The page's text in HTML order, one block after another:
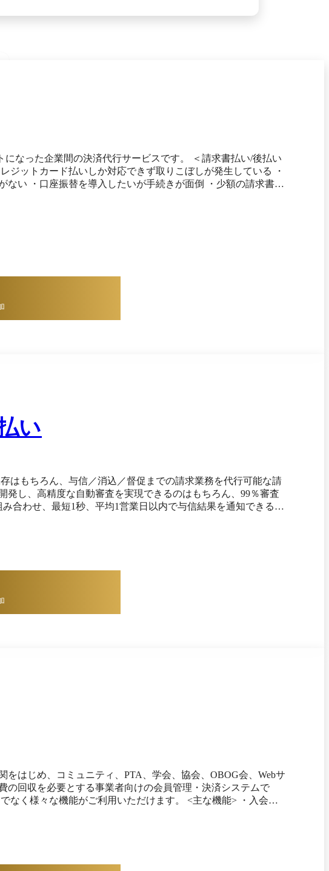
間の決済代行サービスです。 ＜請求書払い/後払い
ジットカード払いしか対応できず取りこぼしが発生している ・
い ・口座振替を導入したいが手続きが面倒 ・少額の請求書発
い
はもちろん、与信／消込／督促までの請求業務を代行可能な請
し、高精度な自動審査を実現できるのはもちろん、99％審査
合わせ、最短1秒、平均1営業日以内で与信結果を通知できる体
査通過率。 ※2：マネーフォワードケッサ
はじめ、コミュニティ、PTA、学会、協会、OBOG会、Webサ
の回収を必要とする事業者向けの会員管理・決済システムで